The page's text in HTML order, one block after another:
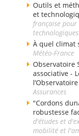
Outils et
et
française
technologiques
À quel climat
Météo-France
Observatoire
associative -
Assurances
"Cordons
robustesse
d'études et
mobilité et